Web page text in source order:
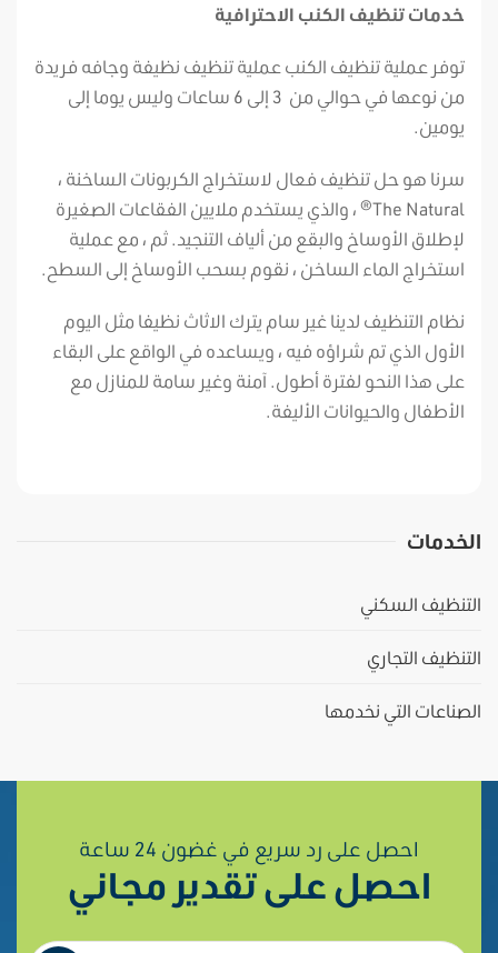
خدمات تنظيف الكنب الاحترافية
توفر عملية تنظيف الكنب عملية تنظيف نظيفة وجافه فريدة
من نوعها في حوالي من 3 إلى 6 ساعات وليس يوما إلى
يومين.
سرنا هو حل تنظيف فعال لاستخراج الكربونات الساخنة ،
The Natural® ، والذي يستخدم ملايين الفقاعات الصغيرة
لإطلاق الأوساخ والبقع من ألياف التنجيد. ثم ، مع عملية
استخراج الماء الساخن ، نقوم بسحب الأوساخ إلى السطح.
نظام التنظيف لدينا غير سام يترك الاثاث نظيفا مثل اليوم
الأول الذي تم شراؤه فيه ، ويساعده في الواقع على البقاء
على هذا النحو لفترة أطول. آمنة وغير سامة للمنازل مع
الأطفال والحيوانات الأليفة.
الخدمات
التنظيف السكني
التنظيف التجاري
الصناعات التي نخدمها
احصل على رد سريع في غضون 24 ساعة
احصل على تقدير مجاني